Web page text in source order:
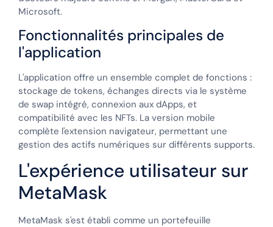
Microsoft.
Fonctionnalités principales de
l'application
L'application offre un ensemble complet de fonctions :
stockage de tokens, échanges directs via le système
de swap intégré, connexion aux dApps, et
compatibilité avec les NFTs. La version mobile
complète l'extension navigateur, permettant une
gestion des actifs numériques sur différents supports.
L'expérience utilisateur sur
MetaMask
MetaMask s'est établi comme un portefeuille